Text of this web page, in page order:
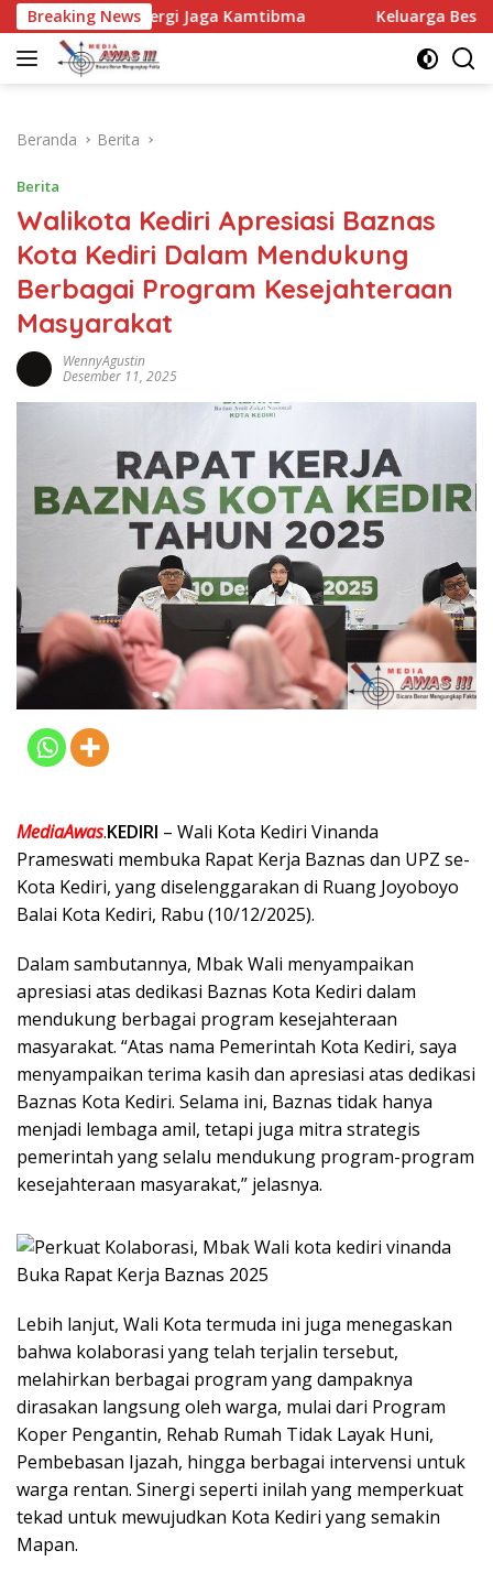
Langsung
ke
konten
Breaking News
Jaga Kamtibma Keluarga Besar MTsN 2
Beranda Berita
Berita
Walikota Kediri Apresiasi Baznas
Kota Kediri Dalam Mendukung
Berbagai Program Kesejahteraan
Masyarakat
WennyAgustin
Desember 11, 2025
MediaAwas.KEDIRI – Wali Kota Kediri Vinanda
Prameswati membuka Rapat Kerja Baznas dan UPZ se-
Kota Kediri, yang diselenggarakan di Ruang Joyoboyo
Balai Kota Kediri, Rabu (10/12/2025).
Dalam sambutannya, Mbak Wali menyampaikan
apresiasi atas dedikasi Baznas Kota Kediri dalam
mendukung berbagai program kesejahteraan
masyarakat. “Atas nama Pemerintah Kota Kediri, saya
menyampaikan terima kasih dan apresiasi atas dedikasi
Baznas Kota Kediri. Selama ini, Baznas tidak hanya
menjadi lembaga amil, tetapi juga mitra strategis
pemerintah yang selalu mendukung program-program
kesejahteraan masyarakat,” jelasnya.
Lebih lanjut, Wali Kota termuda ini juga menegaskan
bahwa kolaborasi yang telah terjalin tersebut,
melahirkan berbagai program yang dampaknya
dirasakan langsung oleh warga, mulai dari Program
Koper Pengantin, Rehab Rumah Tidak Layak Huni,
Pembebasan Ijazah, hingga berbagai intervensi untuk
warga rentan. Sinergi seperti inilah yang memperkuat
tekad untuk mewujudkan Kota Kediri yang semakin
Mapan.